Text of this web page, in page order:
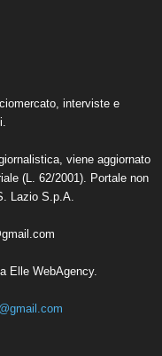
interviste e
viene aggiornato
(L. 62/2001). Portale non
Lazio S.p.A.
Elle WebAgency.